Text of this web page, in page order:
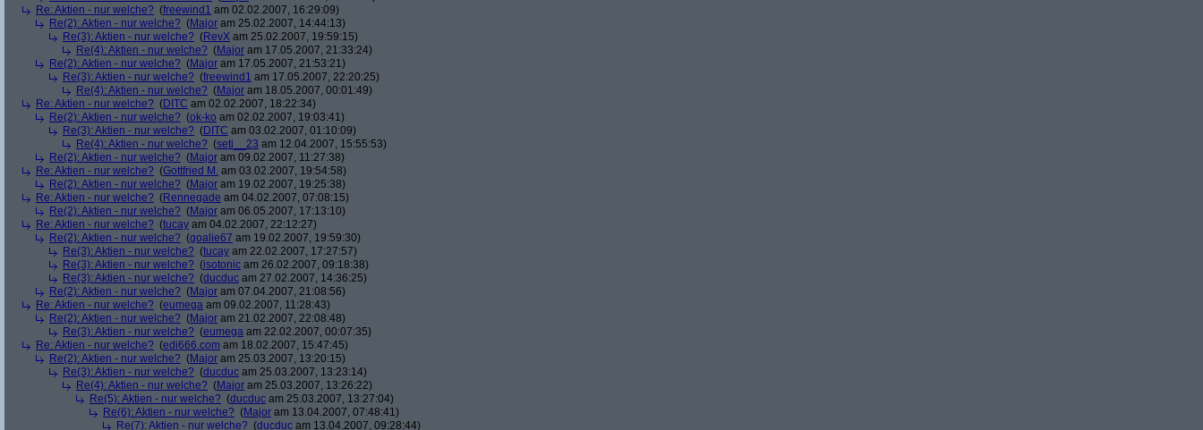
Re: Aktien - nur welche? (freewind1 am 02.02.2007, 16:29:09)
Re(2): Aktien - nur welche? (Major am 25.02.2007, 14:44:13)
Re(3): Aktien - nur welche? (RevX am 25.02.2007, 19:59:15)
Re(4): Aktien - nur welche? (Major am 17.05.2007, 21:33:24)
Re(2): Aktien - nur welche? (Major am 17.05.2007, 21:53:21)
Re(3): Aktien - nur welche? (freewind1 am 17.05.2007, 22:20:25)
Re(4): Aktien - nur welche? (Major am 18.05.2007, 00:01:49)
Re: Aktien - nur welche? (DITC am 02.02.2007, 18:22:34)
Re(2): Aktien - nur welche? (ok-ko am 02.02.2007, 19:03:41)
Re(3): Aktien - nur welche? (DITC am 03.02.2007, 01:10:09)
Re(4): Aktien - nur welche? (seti__23 am 12.04.2007, 15:55:53)
Re(2): Aktien - nur welche? (Major am 09.02.2007, 11:27:38)
Re: Aktien - nur welche? (Gottfried M. am 03.02.2007, 19:54:58)
Re(2): Aktien - nur welche? (Major am 19.02.2007, 19:25:38)
Re: Aktien - nur welche? (Rennegade am 04.02.2007, 07:08:15)
Re(2): Aktien - nur welche? (Major am 06.05.2007, 17:13:10)
Re: Aktien - nur welche? (tucay am 04.02.2007, 22:12:27)
Re(2): Aktien - nur welche? (goalie67 am 19.02.2007, 19:59:30)
Re(3): Aktien - nur welche? (tucay am 22.02.2007, 17:27:57)
Re(3): Aktien - nur welche? (isotonic am 26.02.2007, 09:18:38)
Re(3): Aktien - nur welche? (ducduc am 27.02.2007, 14:36:25)
Re(2): Aktien - nur welche? (Major am 07.04.2007, 21:08:56)
Re: Aktien - nur welche? (eumega am 09.02.2007, 11:28:43)
Re(2): Aktien - nur welche? (Major am 21.02.2007, 22:08:48)
Re(3): Aktien - nur welche? (eumega am 22.02.2007, 00:07:35)
Re: Aktien - nur welche? (edi666.com am 18.02.2007, 15:47:45)
Re(2): Aktien - nur welche? (Major am 25.03.2007, 13:20:15)
Re(3): Aktien - nur welche? (ducduc am 25.03.2007, 13:23:14)
Re(4): Aktien - nur welche? (Major am 25.03.2007, 13:26:22)
Re(5): Aktien - nur welche? (ducduc am 25.03.2007, 13:27:04)
Re(6): Aktien - nur welche? (Major am 13.04.2007, 07:48:41)
Re(7): Aktien - nur welche? (ducduc am 13.04.2007, 09:28:44)